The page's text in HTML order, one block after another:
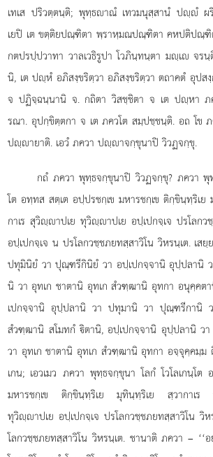
เทเส ปริวตฺตนฺติ; พุทฺธาณํ เทวมนุสฺสานํ ปฺํ ผ
เยปิ เต ขตฺติยปณฺฑิตา พฺราหฺมณปณฺฑิตา คหปติปณฺ
กตปรปฺปวาทา วาลเวธิรูปา โวภินฺทนฺตา มฺเ จร
นิ, เต ปฺหํ อภิสงฺขริตฺวา อภิสงฺขริตฺวา ตถาคตํ อุป
จ ปฏิจฺฉนฺนานิ จ. กถิตา วิสชฺชิตา จ เต ปฺหา ภ
รณา. อุปกฺขิตฺตกา จ เต ภควโต สมฺปชฺชนฺติ. อถ โข
ปฺายาติ. เอวํ ภควา ปฺาจกฺขุนาปิ วิวฏจกฺขุ.
กถํ ภควา พุทฺธจกฺขุนาปิ วิวฏจกฺขุ? ภควา พุ
โต อทฺทส สตฺเต อปฺปรชกฺเข มหารชกฺเข ติกฺขินฺทฺริเย
กาเร สุวิฺาปเย ทุวิฺาปเย อปฺเปกจฺเจ ปรโลกว
อปฺเปกจฺเจ น ปรโลกวชฺชภยทสฺสาวิโน วิหรนฺเต. เ
ปทุมินิยํ วา ปุณฺฑรีกินิยํ วา อปฺเปกจฺจานิ อุปฺปลานิ
นิ วา อุทเก ชาตานิ อุทเก สํวฑฺฒานิ อุทกา อนุคฺคต
เปกจฺจานิ อุปฺปลานิ วา ปทุมานิ วา ปุณฺฑรีกานิ
สํวฑฺฒานิ สโมทกํ ิตานิ, อปฺเปกจฺจานิ อุปฺปลานิ ว
วา อุทเก ชาตานิ อุทเก สํวฑฺฒานิ อุทกา อจฺจุคฺคมฺ
เกน; เอวเมว ภควา พุทฺธจกฺขุนา โลกํ โวโลเกนฺโต
มหารชกฺเข ติกฺขินฺทฺริเย มุทินฺทฺริเย สฺวากาเร
ทุวิฺาปเย อปฺเปกจฺเจ ปรโลกวชฺชภยทสฺสาวิโนวิ
โลกวชฺชภยทสฺสาวิโน วิหรนฺเต. ชานาติ ภควา – ‘‘